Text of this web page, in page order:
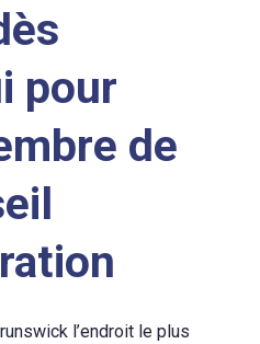
pour
de
l’endroit le plus